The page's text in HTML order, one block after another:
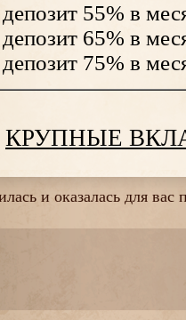
55% в
65% в
75% в
КРУПНЫЕ
и оказалась для вас